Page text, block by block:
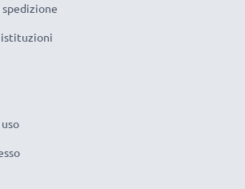
prezzo
Supply:
Connettore
/ Output Volt: 5V - 6V
ampere: 1A